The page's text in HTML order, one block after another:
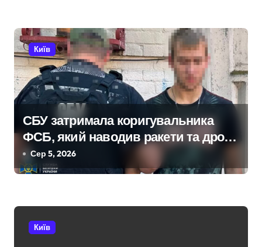
і
в
Київ
СБУ затримала коригувальника
ФСБ, який наводив ракети та дрони
на Київ
Сер 5, 2026
Київ